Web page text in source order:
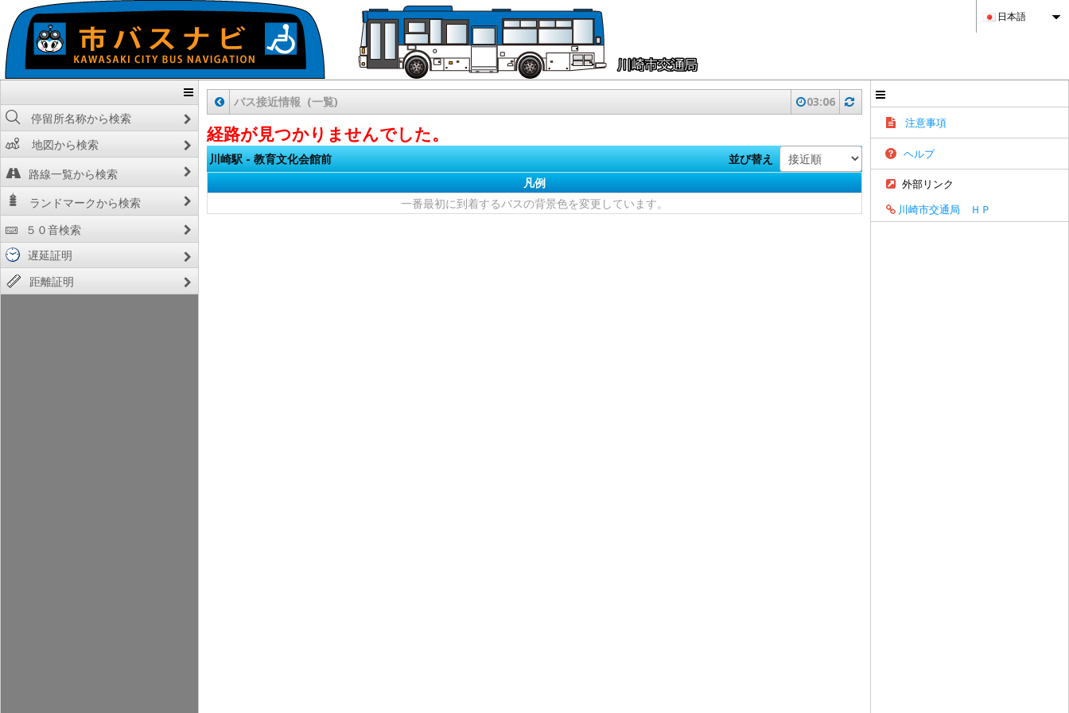
日本語
バス接近情報 (一覧) 03:06
経路が見つかりませんでした。
川崎駅-教育文化会館前
並び替え
凡例
一番最初に到着するバスの背景色を変更しています。
停留所名称から検索
地図から検索
路線一覧から検索
ランドマークから検索
５０音検索
遅延証明
距離証明
注意事項
ヘルプ
外部リンク
川崎市交通局 ＨＰ